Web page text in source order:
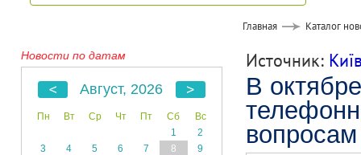
Главная Каталог
Новости по датам
Август, 2026
Пн Вт Ср Чт Пт Сб
Вс
1
2
3
4 5 6 7 8
9
Источник:
В
вопросам